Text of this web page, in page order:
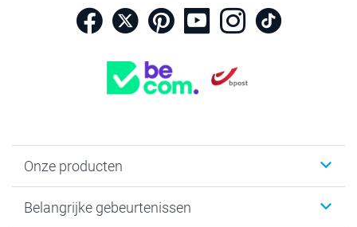
Onze producten
Fotogeschenken
Belangrijke gebeurtenissen